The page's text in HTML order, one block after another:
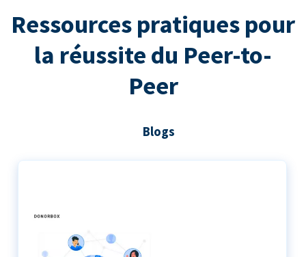
Ressources pratiques pour
la réussite du Peer-to-
Peer
Blogs